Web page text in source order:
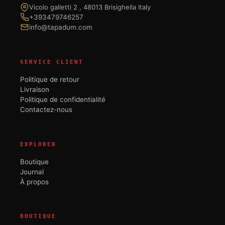
Vicolo galletti 2 , 48013 Brisighella Italy
+393479746257
info@tapadum.com
SERVICE CLIENT
Politique de retour
Livraison
Politique de confidentialité
Contactez-nous
EXPLORER
Boutique
Journal
À propos
BOUTIQUE